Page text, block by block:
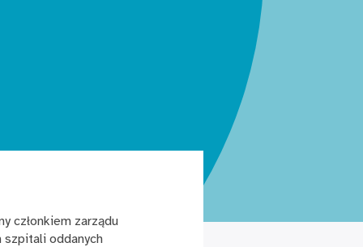
członkiem zarządu
szpitali oddanych